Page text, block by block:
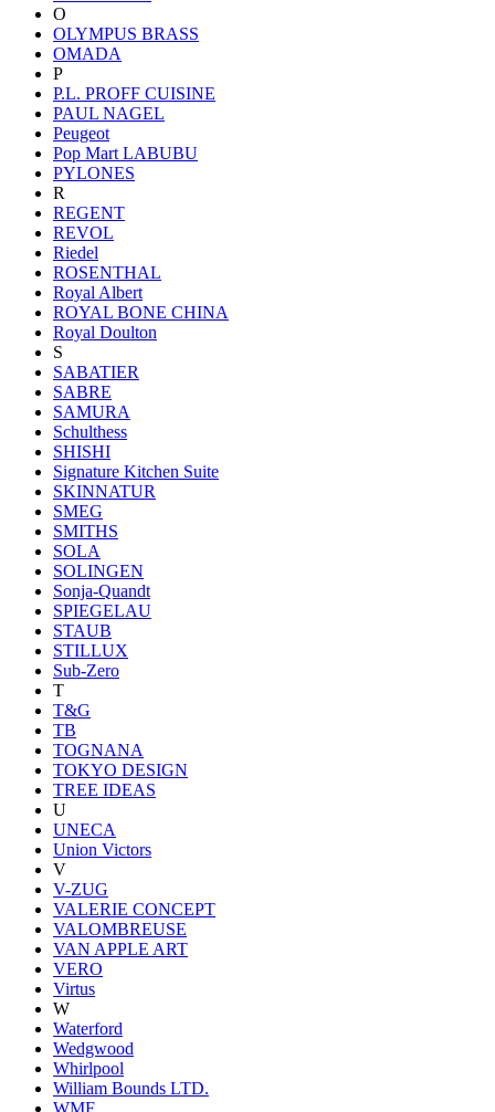
O
OLYMPUS BRASS
OMADA
P
P.L. PROFF CUISINE
PAUL NAGEL
Peugeot
Pop Mart LABUBU
PYLONES
R
REGENT
REVOL
Riedel
ROSENTHAL
Royal Albert
ROYAL BONE CHINA
Royal Doulton
S
SABATIER
SABRE
SAMURA
Schulthess
SHISHI
Signature Kitchen Suite
SKINNATUR
SMEG
SMITHS
SOLA
SOLINGEN
Sonja-Quandt
SPIEGELAU
STAUB
STILLUX
Sub-Zero
T
T&G
TB
TOGNANA
TOKYO DESIGN
TREE IDEAS
U
UNECA
Union Victors
V
V-ZUG
VALERIE CONCEPT
VALOMBREUSE
VAN APPLE ART
VERO
Virtus
W
Waterford
Wedgwood
Whirlpool
William Bounds LTD.
WMF